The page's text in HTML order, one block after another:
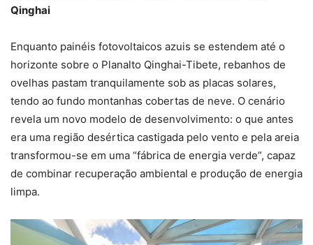
Qinghai
Enquanto painéis fotovoltaicos azuis se estendem até o
horizonte sobre o Planalto Qinghai-Tibete, rebanhos de
ovelhas pastam tranquilamente sob as placas solares,
tendo ao fundo montanhas cobertas de neve. O cenário
revela um novo modelo de desenvolvimento: o que antes
era uma região desértica castigada pelo vento e pela areia
transformou-se em uma “fábrica de energia verde”, capaz
de combinar recuperação ambiental e produção de energia
limpa.